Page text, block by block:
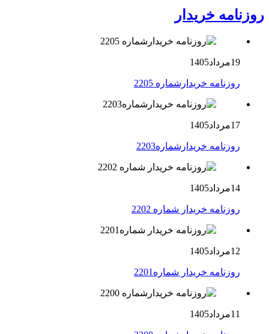
روزنامه خریدار
19مرداد1405
روزنامه خریدارشماره 2205
17مرداد1405
روزنامه خریدارشماره2203
14مرداد1405
روزنامه خریدار شماره 2202
12مرداد1405
روزنامه خریدار شماره2201
11مرداد1405